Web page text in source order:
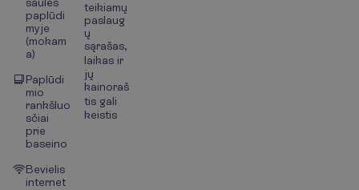
paplūdi
myje
(mokam
a)
Paplūdi
mio
rankšluo
sčiai
prie
baseino
Bevielis
internet
teikiamų
paslaug
ų
sąrašas,
laikas ir
jų
kainoraš
tis gali
keistis